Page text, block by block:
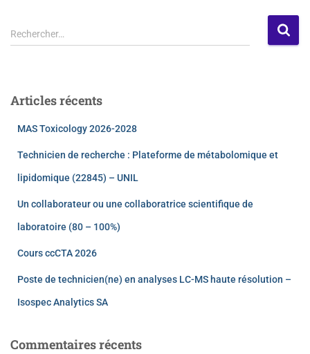
Rechercher…
Articles récents
MAS Toxicology 2026-2028
Technicien de recherche : Plateforme de métabolomique et
lipidomique (22845) – UNIL
Un collaborateur ou une collaboratrice scientifique de
laboratoire (80 – 100%)
Cours ccCTA 2026
Poste de technicien(ne) en analyses LC-MS haute résolution –
Isospec Analytics SA
Commentaires récents